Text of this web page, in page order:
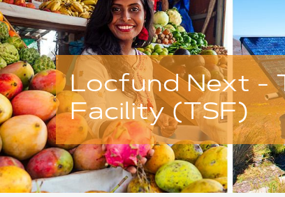
Locfund Next -
Facility (TSF)